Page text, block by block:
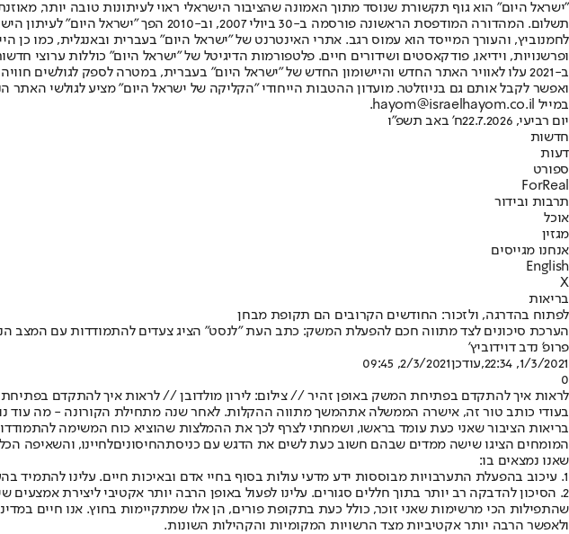
"ישראל היום" הוא גוף תקשורת שנוסד מתוך האמונה שהציבור הישראלי ראוי לעיתונות טובה יותר,
תשלום. המהדורה המודפסת הראשונה פורסמה
ופרשנויות, וידיאו, פודקאסטים ושידורים חיים. פלטפורמות הדיגיטל של "ישראל היום" כוללות ערוצי
ב-2021 עלו לאוויר האתר החדש והיישומון החדש של "ישראל היום" בעברית, במטרה לספק
ואפשר לקבל אותם גם בניוזלטר. מועדון ההטבות הייחודי "הקליקה של ישראל היום" מציע לגולשי
במייל hayom@israelhayom.co.il.
יום רביעי, 22.7.2026
ח' באב תשפ"ו
חדשות
דעות
ספורט
ForReal
תרבות ובידור
אוכל
מגזין
אנחנו מגייסים
English
X
בריאות
לפתוח בהדרגה, ולזכור: החודשים הקרובים הם תקופת מבחן
הערכת סיכונים לצד מתווה חכם להפעלת המשק: כתב העת "לנסט" הציג צעדים להתמודדות עם המצב
פרופ' נדב דוידוביץ'
1/3/2021, 22:34
,עודכן2/3/2021, 09:45
0
לראות איך להתקדם בפתיחת המשק באופן זהיר // צילום: לירון מולדובן // לראות איך להתקדם
בעודי כותב טור זה, אישרה הממשלה אתהמשך מתווה ההקלות. לאחר שנה מתחילת הקורונה - מה עוד
בריאות הציבור שאני כעת עומד בראשו, ושמחתי לצרף לכך את ההמלצות שהוציא כוח המשימה
המומחים הציגו שישה ממדים שבהם חשוב כעת לשים את הדגש עם כניסתהחיסוניםלחיינו, והשאיפה
שאנו נמצאים בו:
1. עיכוב בהפעלת התערבויות מבוססות ידע מדעי עולות בסוף בחיי אדם ובאיכות חיים. עלינו להתמיד בהערכת סיכונים והפחתתם תוך פעולה מידתית והבנה שהשפעת התחלואה איננה נחלקת באופן שווה בין האוכלוסיות.
2. הסיכון להדבקה רב יותר בתוך חללים סגורים. עלינו לפעול באופן הרבה יותר אקטיבי ליצירת
שהתפילות הכי מרשימות שאני זוכר, כולל כעת בתקופת פורים, הן אלו שמתקיימות בחוץ. אנו חיים
ולאפשר הרבה יותר אקטיביות מצד הרשויות המקומיות והקהילות השונות.